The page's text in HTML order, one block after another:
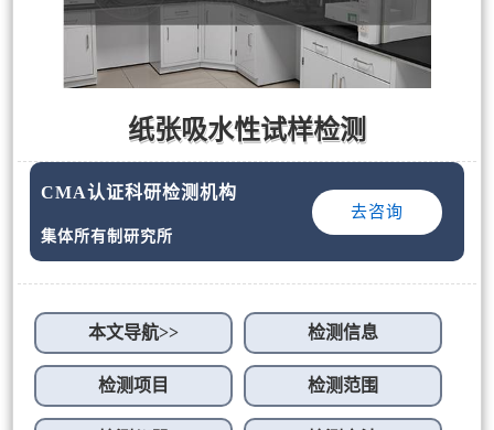
纸张吸水性试样检测
CMA认证科研检测机构
集体所有制研究所
去咨询
本文导航>> 检测信息
检测项目 检测范围